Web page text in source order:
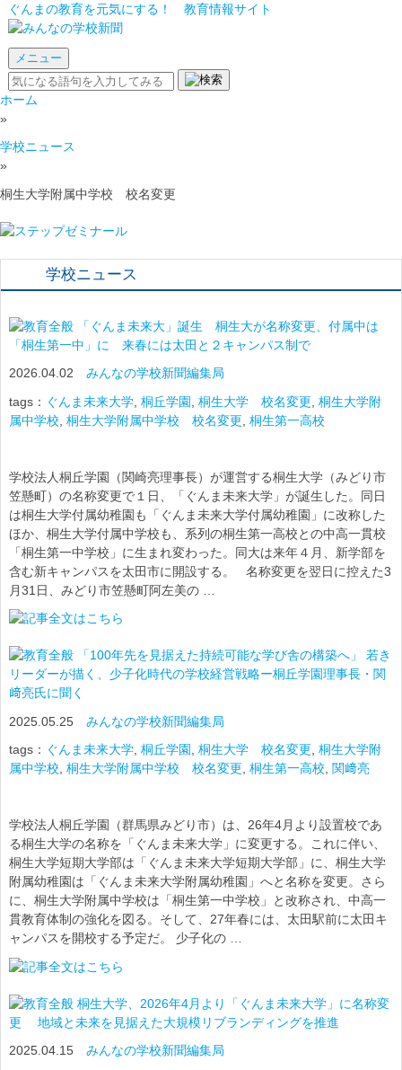
ぐんまの教育を元気にする！ 教育情報サイト
メニュー
ホーム
»
学校ニュース
»
桐生大学附属中学校 校名変更
学校ニュース
「ぐんま未来大」誕生 桐生大が名称変更、付属中は
「桐生第一中」に 来春には太田と２キャンパス制で
2026.04.02 みんなの学校新聞編集局
tags： ぐんま未来大学 桐丘学園 桐生大学 校名変更 桐生大学附
属中学校 桐生大学附属中学校 校名変更 桐生第一高校
学校法人桐丘学園（関崎亮理事長）が運営する桐生大学（みどり市
笠懸町）の名称変更で１日、「ぐんま未来大学」が誕生した。同日
は桐生大学付属幼稚園も「ぐんま未来大学付属幼稚園」に改称した
ほか、桐生大学付属中学校も、系列の桐生第一高校との中高一貫校
「桐生第一中学校」に生まれ変わった。同大は来年４月、新学部を
含む新キャンパスを太田市に開設する。 名称変更を翌日に控えた3
月31日、みどり市笠懸町阿左美の …
「100年先を見据えた持続可能な学び舎の構築へ」 若き
リーダーが描く、少子化時代の学校経営戦略ー桐丘学園理事長・関
﨑亮氏に聞く
2025.05.25 みんなの学校新聞編集局
tags： ぐんま未来大学 桐丘学園 桐生大学 校名変更 桐生大学附
属中学校 桐生大学附属中学校 校名変更 桐生第一高校 関﨑亮
学校法人桐丘学園（群馬県みどり市）は、26年4月より設置校であ
る桐生大学の名称を「ぐんま未来大学」に変更する。これに伴い、
桐生大学短期大学部は「ぐんま未来大学短期大学部」に、桐生大学
附属幼稚園は「ぐんま未来大学附属幼稚園」へと名称を変更。さら
に、桐生大学附属中学校は「桐生第一中学校」と改称され、中高一
貫教育体制の強化を図る。そして、27年春には、太田駅前に太田キ
ャンパスを開校する予定だ。 少子化の …
桐生大学、2026年4月より「ぐんま未来大学」に名称変
更 地域と未来を見据えた大規模リブランディングを推進
2025.04.15 みんなの学校新聞編集局